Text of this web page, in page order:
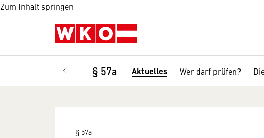
Zum Inhalt springen
§ 57a Aktuelles Wer darf prüfen?
§ 57a